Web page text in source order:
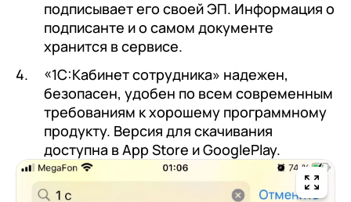
подписывает его своей ЭП. Информация о
подписанте и о самом документе
хранится в сервисе.
«1С:Кабинет сотрудника» надежен,
безопасен, удобен по всем современным
требованиям к хорошему программному
продукту. Версия для скачивания
доступна в App Store и GooglePlay.